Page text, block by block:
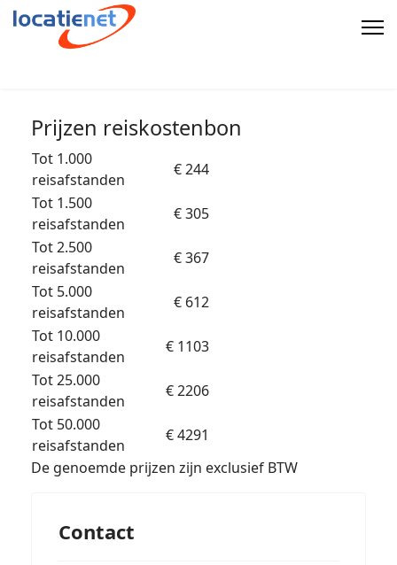
Prijzen reiskostenbon
Tot 1.000
reisafstanden
€ 244
Tot 1.500
reisafstanden
€ 305
Tot 2.500
reisafstanden
€ 367
Tot 5.000
reisafstanden
€ 612
Tot 10.000
reisafstanden
€ 1103
Tot 25.000
reisafstanden
€ 2206
Tot 50.000
reisafstanden
€ 4291
De genoemde prijzen zijn exclusief BTW
Contact